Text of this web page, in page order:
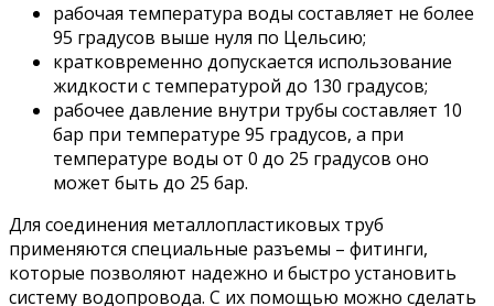
рабочая температура воды составляет не более
95 градусов выше нуля по Цельсию;
кратковременно допускается использование
жидкости с температурой до 130 градусов;
рабочее давление внутри трубы составляет 10
бар при температуре 95 градусов, а при
температуре воды от 0 до 25 градусов оно
может быть до 25 бар.
Для соединения металлопластиковых труб
применяются специальные разъемы – фитинги,
которые позволяют надежно и быстро установить
систему водопровода. С их помощью можно сделать